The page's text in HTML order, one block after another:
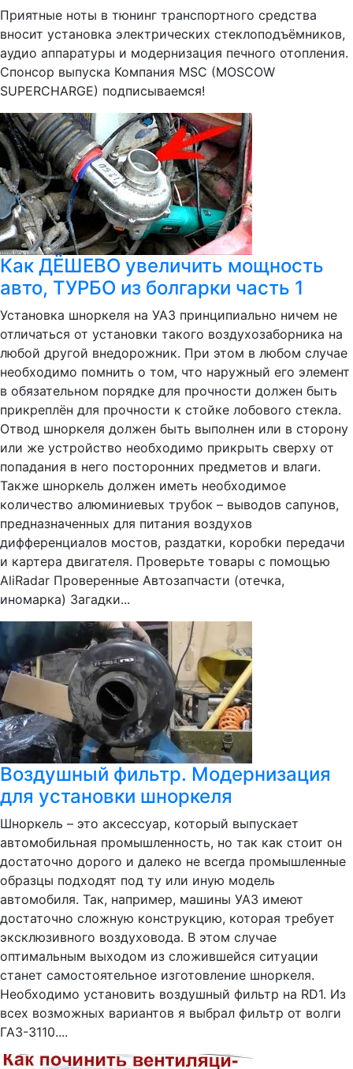
Приятные ноты в тюнинг транспортного средства
вносит установка электрических стеклоподъёмников,
аудио аппаратуры и модернизация печного отопления.
Спонсор выпуска Компания MSC (MOSCOW
SUPERCHARGE) подписываемся!
Как ДЁШЕВО увеличить мощность
авто, ТУРБО из болгарки часть 1
Установка шноркеля на УАЗ принципиально ничем не
отличаться от установки такого воздухозаборника на
любой другой внедорожник. При этом в любом случае
необходимо помнить о том, что наружный его элемент
в обязательном порядке для прочности должен быть
прикреплён для прочности к стойке лобового стекла.
Отвод шноркеля должен быть выполнен или в сторону
или же устройство необходимо прикрыть сверху от
попадания в него посторонних предметов и влаги.
Также шноркель должен иметь необходимое
количество алюминиевых трубок – выводов сапунов,
предназначенных для питания воздухов
дифференциалов мостов, раздатки, коробки передачи
и картера двигателя. Проверьте товары с помощью
AliRadar Проверенные Автозапчасти (отечка,
иномарка) Загадки...
Воздушный фильтр. Модернизация
для установки шноркеля
Шноркель – это аксессуар, который выпускает
автомобильная промышленность, но так как стоит он
достаточно дорого и далеко не всегда промышленные
образцы подходят под ту или иную модель
автомобиля. Так, например, машины УАЗ имеют
достаточно сложную конструкцию, которая требует
эксклюзивного воздуховода. В этом случае
оптимальным выходом из сложившейся ситуации
станет самостоятельное изготовление шноркеля.
Необходимо установить воздушный фильтр на RD1. Из
всех возможных вариантов я выбрал фильтр от волги
ГАЗ-3110....